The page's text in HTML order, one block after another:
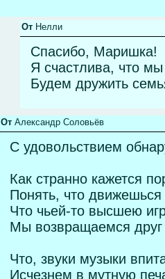
От Нелли
Спасибо, Маришка!
Я счастлива, что
Будем дружить
От Александр Соловьёв
С удовольствием
Как странно кажется
Понять, что движешься
Что чьей-то высшею
Мы возвращаемся друг
Что, звуки музыки
Исчезнем в мутную